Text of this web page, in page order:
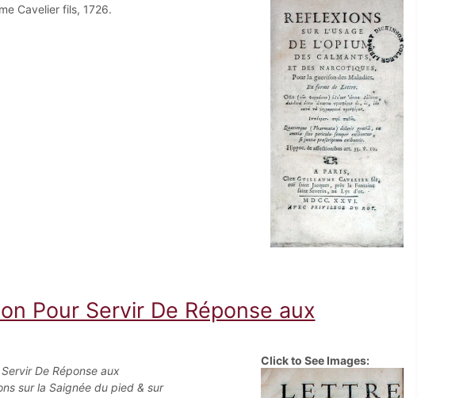
Cavelier fils, 1726.
Pour Servir De Réponse aux
De Réponse aux
sur la Saignée du pied & sur
Click to See Images: